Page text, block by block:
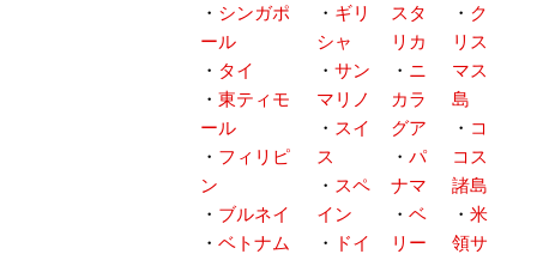
・ シンガポ
ール
・ タイ
・ 東ティモ
ール
・ フィリピ
ン
・ ブルネイ
・ ベトナム
・ ギリ
シャ
・ サン
マリノ
・ スイ
ス
・ スペ
イン
・
ドイ
スタ
リカ
・ ニ
カラ
グア
・ パ
ナマ
・ ベ
リー
・ ク
リス
マス
島
・ コ
コス
諸島
・ 米
領サ